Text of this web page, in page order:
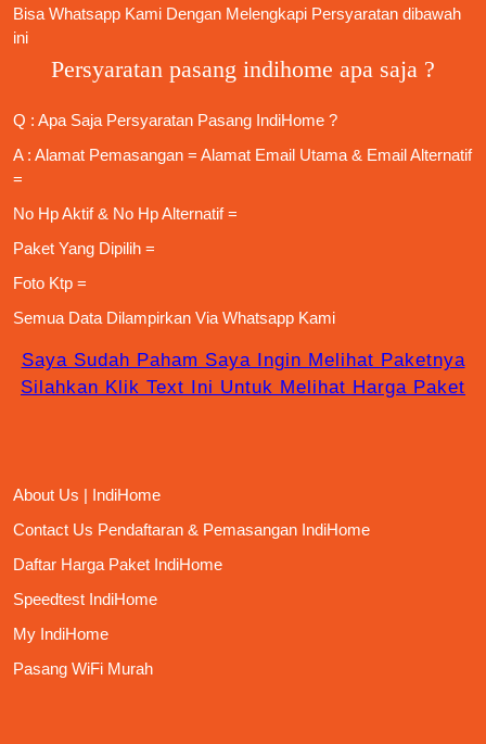
Bisa Whatsapp Kami Dengan Melengkapi Persyaratan dibawah
ini
Persyaratan pasang indihome apa saja ?
Q : Apa Saja Persyaratan Pasang IndiHome ?
A : Alamat Pemasangan = Alamat Email Utama & Email Alternatif
=
No Hp Aktif & No Hp Alternatif =
Paket Yang Dipilih =
Foto Ktp =
Semua Data Dilampirkan Via Whatsapp Kami
Saya Sudah Paham Saya Ingin Melihat Paketnya
Silahkan Klik Text Ini Untuk Melihat Harga Paket
About Us | IndiHome
Contact Us Pendaftaran & Pemasangan IndiHome
Daftar Harga Paket IndiHome
Speedtest IndiHome
My IndiHome
Pasang WiFi Murah